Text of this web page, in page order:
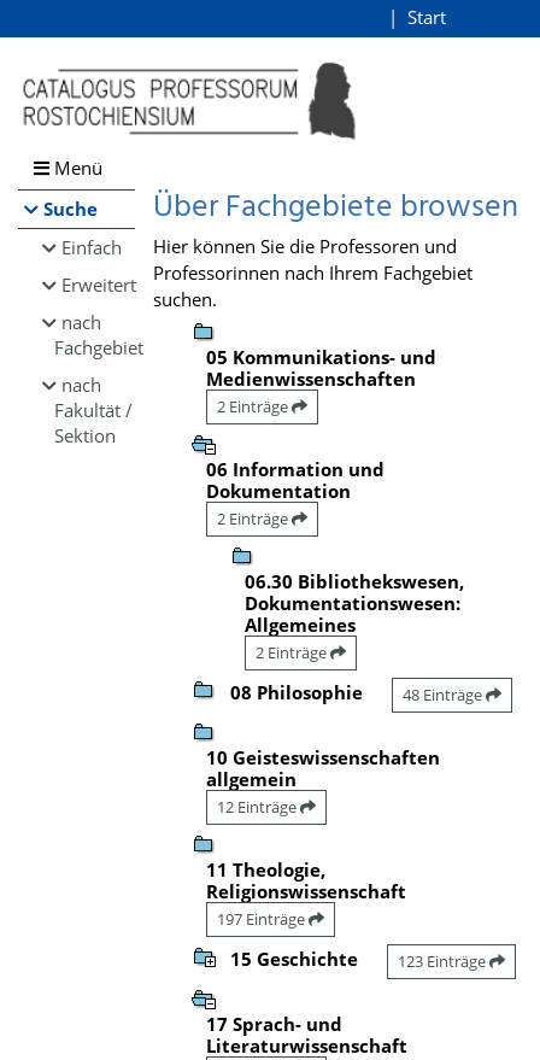
Browsen
direkt zum Inhalt
Start
Menü
Suche
Einfach
Erweitert
nach
Fachgebiet
nach
Fakultät /
Sektion
Über Fachgebiete browsen
Hier können Sie die Professoren und
Professorinnen nach Ihrem Fachgebiet
suchen.
05 Kommunikations- und
Medienwissenschaften
2 Einträge
06 Information und
Dokumentation
2 Einträge
06.30 Bibliothekswesen,
Dokumentationswesen:
Allgemeines
2 Einträge
08 Philosophie 48 Einträge
10 Geisteswissenschaften
allgemein
12 Einträge
11 Theologie,
Religionswissenschaft
197 Einträge
15 Geschichte 123 Einträge
17 Sprach- und
Literaturwissenschaft